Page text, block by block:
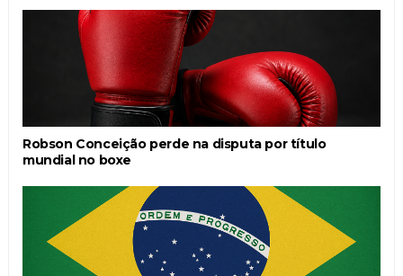
Robson Conceição perde na disputa por título
mundial no boxe